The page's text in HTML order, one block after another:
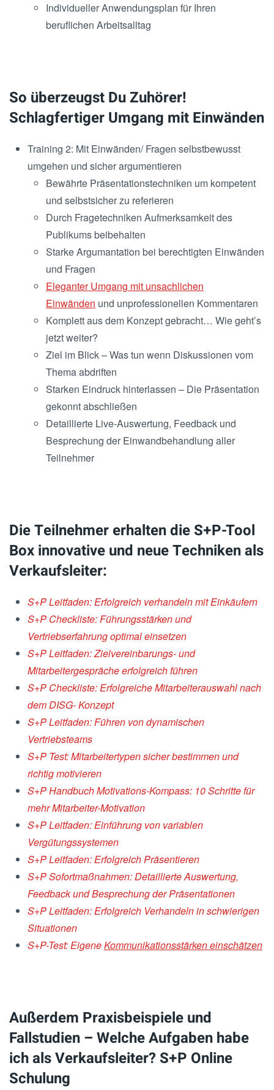
Individueller Anwendungsplan für Ihren
beruflichen Arbeitsalltag
So überzeugst Du Zuhörer!
Schlagfertiger Umgang mit Einwänden
Training 2: Mit Einwänden/ Fragen selbstbewusst
umgehen und sicher argumentieren
Bewährte Präsentationstechniken um kompetent
und selbstsicher zu referieren
Durch Fragetechniken Aufmerksamkeit des
Publikums beibehalten
Starke Argumantation bei berechtigten Einwänden
und Fragen
Eleganter Umgang mit unsachlichen
Einwänden und unprofessionellen Kommentaren
Komplett aus dem Konzept gebracht… Wie geht’s
jetzt weiter?
Ziel im Blick – Was tun wenn Diskussionen vom
Thema abdriften
Starken Eindruck hinterlassen – Die Präsentation
gekonnt abschließen
Detaillierte Live-Auswertung, Feedback und
Besprechung der Einwandbehandlung aller
Teilnehmer
Die Teilnehmer erhalten die S+P-Tool
Box innovative und neue Techniken als
Verkaufsleiter:
S+P Leitfaden: Erfolgreich verhandeln mit Einkäufern
S+P Checkliste: Führungsstärken und
Vertriebserfahrung optimal einsetzen
S+P Leitfaden: Zielvereinbarungs- und
Mitarbeitergespräche erfolgreich führen
S+P Checkliste: Erfolgreiche Mitarbeiterauswahl nach
dem DISG- Konzept
S+P Leitfaden: Führen von dynamischen
Vertriebsteams
S+P Test: Mitarbeitertypen sicher bestimmen und
richtig motivieren
S+P Handbuch Motivations-Kompass: 10 Schritte für
mehr Mitarbeiter-Motivation
S+P Leitfaden: Einführung von variablen
Vergütungssystemen
S+P Leitfaden: Erfolgreich Präsentieren
S+P Sofortmaßnahmen: Detaillierte Auswertung,
Feedback und Besprechung der Präsentationen
S+P Leitfaden: Erfolgreich Verhandeln in schwierigen
Situationen
S+P-Test: EigeneKommunikationsstärken einschätzen
Außerdem Praxisbeispiele und
Fallstudien – Welche Aufgaben habe
ich als Verkaufsleiter? S+P Online
Schulung